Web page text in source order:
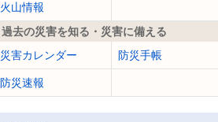
火山情報
過去の災害を知る・災害に備える
災害カレンダー
防災手帳
防災速報